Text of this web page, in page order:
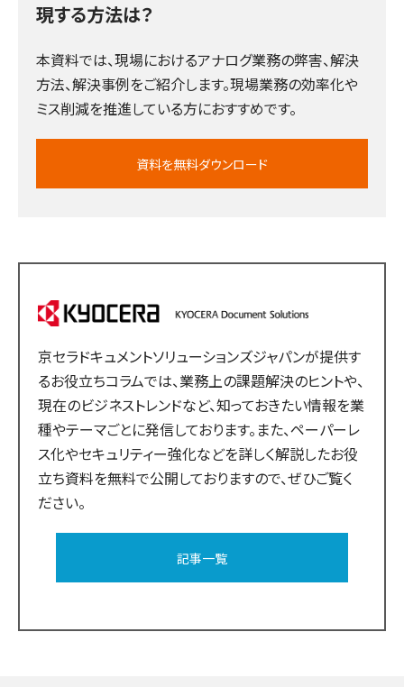
現する方法は？
本資料では、現場におけるアナログ業務の弊害、解決
方法、解決事例をご紹介します。現場業務の効率化や
ミス削減を推進している方におすすめです。
資料を無料ダウンロード
京セラドキュメントソリューションズジャパンが提供す
るお役立ちコラムでは、業務上の課題解決のヒントや、
現在のビジネストレンドなど、知っておきたい情報を業
種やテーマごとに発信しております。また、ペーパーレ
ス化やセキュリティー強化などを詳しく解説したお役
立ち資料を無料で公開しておりますので、ぜひご覧く
ださい。
記事一覧